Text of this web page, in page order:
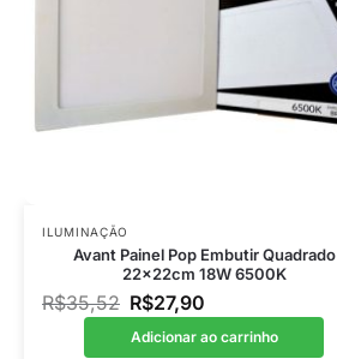
ILUMINAÇÃO
Avant Painel Pop Embutir Quadrado
22x22cm 18W 6500K
R$35,52 R$27,90
Adicionar ao carrinho